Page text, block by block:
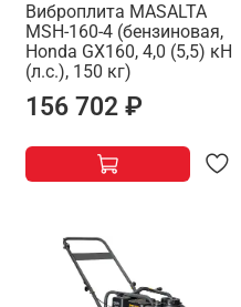
Виброплита MASALTA
MSH-160-4 (бензиновая,
Honda GX160, 4,0 (5,5) кН
(л.с.), 150 кг)
156 702 ₽